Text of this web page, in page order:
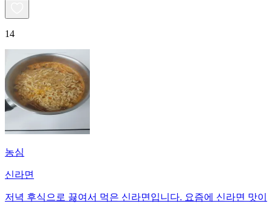
14
농심
신라면
저녁 후식으로 끓여서 먹은 신라면입니다. 요즘에 신라면 맛이